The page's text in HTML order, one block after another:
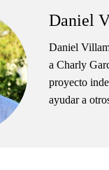
Daniel
Daniel
a Charly
proyecto
ayudar a